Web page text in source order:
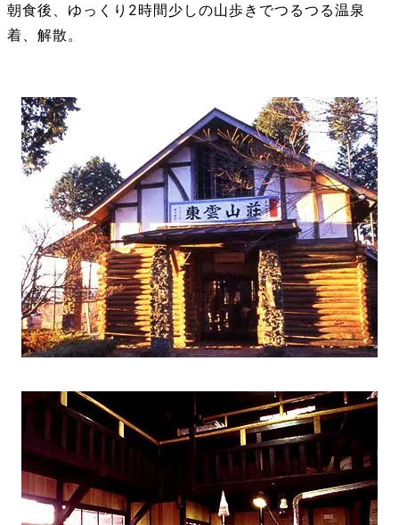
朝食後、ゆっくり2時間少しの山歩きでつるつる温泉
着、解散。